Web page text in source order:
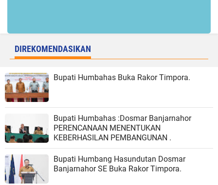
DIREKOMENDASIKAN
Bupati Humbahas Buka Rakor Timpora.
Bupati Humbahas :Dosmar Banjarnahor
PERENCANAAN MENENTUKAN
KEBERHASILAN PEMBANGUNAN .
Bupati Humbang Hasundutan Dosmar
Banjarnahor SE Buka Rakor Timpora.